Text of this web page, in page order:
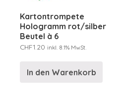
Kartontrompete
Hologramm rot/silber
Beutel à 6
CHF1.20 inkl. 8.1% MwSt.
In den Warenkorb